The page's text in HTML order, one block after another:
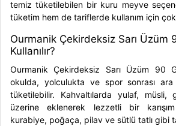
temiz tüketilebilen bir kuru meyve
tüketim hem de tariflerde kullanım için
Ourmanik Çekirdeksiz Sarı Üzüm
Kullanılır?
Ourmanik Çekirdeksiz Sarı Üzüm 90
okulda, yolculukta ve spor sonrası ara
tüketilebilir. Kahvaltılarda yulaf, müsli,
üzerine eklenerek lezzetli bir
kurabiye, poğaça, pilav ve sütlü tatlı gibi